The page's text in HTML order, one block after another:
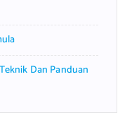
Dan Panduan